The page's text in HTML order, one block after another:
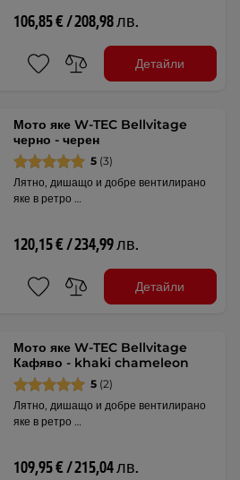
106,85 € / 208,98 лв.
Детайли
Мото яке W-TEC Bellvitage
черно - черен
5 (3)
Лятно, дишащо и добре вентилирано
яке в ретро …
120,15 € / 234,99 лв.
Детайли
Мото яке W-TEC Bellvitage
Кафяво - khaki chameleon
5 (2)
Лятно, дишащо и добре вентилирано
яке в ретро …
109,95 € / 215,04 лв.